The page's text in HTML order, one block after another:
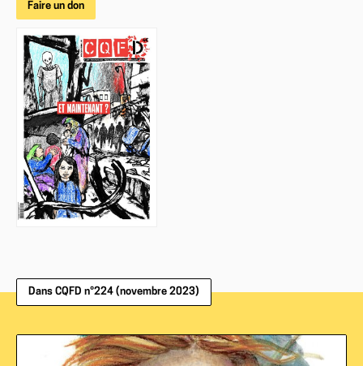
Faire un don
Dans CQFD n°224 (novembre 2023)